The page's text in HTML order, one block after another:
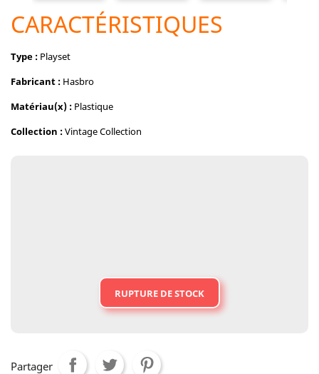
CARACTÉRISTIQUES
Type : Playset
Fabricant : Hasbro
Matériau(x) : Plastique
Collection :Vintage Collection
RUPTURE DE STOCK
Partager